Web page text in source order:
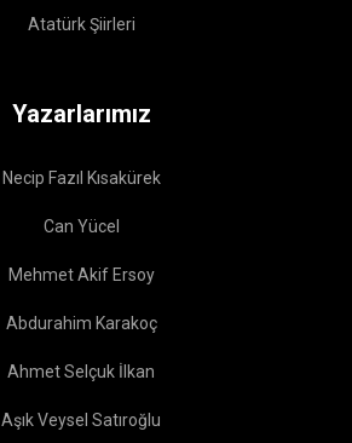
Atatürk Şiirleri
Yazarlarımız
Necip Fazıl Kısakürek
Can Yücel
Mehmet Akif Ersoy
Abdurahim Karakoç
Ahmet Selçuk İlkan
Aşık Veysel Satıroğlu